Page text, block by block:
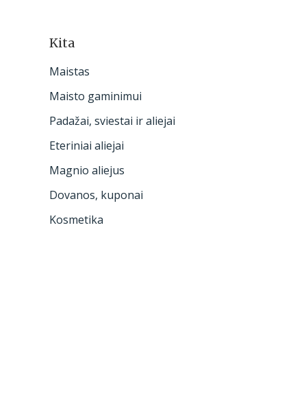
Kita
Maistas
Maisto gaminimui
Padažai, sviestai ir aliejai
Eteriniai aliejai
Magnio aliejus
Dovanos, kuponai
Kosmetika